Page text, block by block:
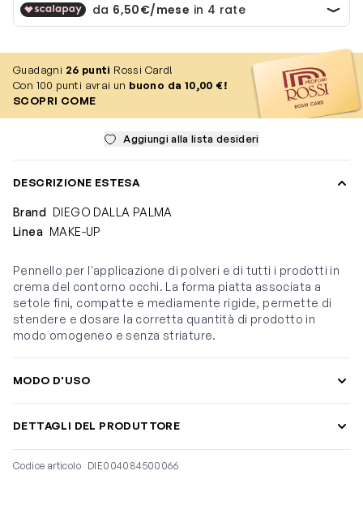
Guadagni 26 punti Rossi Card!
Con 100 punti avrai un buono da 10,00 €!
SCOPRI COME
Aggiungi alla lista desideri
DESCRIZIONE ESTESA
Brand DIEGO DALLA PALMA
Linea MAKE-UP
Pennello per l'applicazione di polveri e di tutti i prodotti in
crema del contorno occhi. La forma piatta associata a
setole fini, compatte e mediamente rigide, permette di
stendere e dosare la corretta quantità di prodotto in
modo omogeneo e senza striature.
MODO D'USO
DETTAGLI DEL PRODUTTORE
Codice articolo DIE004084500066